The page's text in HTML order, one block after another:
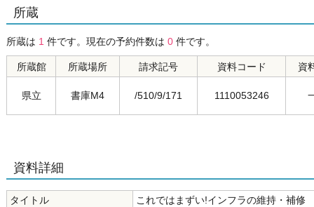
所蔵
所蔵は 1 件です。現在の予約件数は 0 件です。
所蔵館 所蔵場所 請求記号 資料コード 資
県立 書庫M4 /510/9/171 1110053246
資料詳細
タイトル
これではまずい!インフラの維持・補修